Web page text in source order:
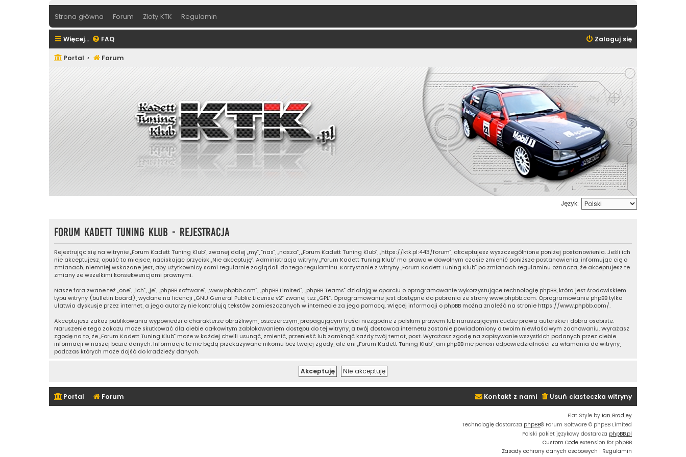
Strona główna Forum Zloty KTK Regulamin
Więcej… FAQ Zaloguj się
Portal Forum
Język:
Forum Kadett Tuning Klub - Rejestracja
Rejestrując się na witrynie „Forum Kadett Tuning Klub”, zwanej dalej „my”, ”nas”, „nasza”, „Forum Kadett Tuning Klub”, „https://ktk.pl:443/forum”, akceptujesz wyszczególnione poniżej postanowienia. Jeśli ich
nie akceptujesz, opuść to miejsce, naciskając przycisk „Nie akceptuję”. Administracja witryny „Forum Kadett Tuning Klub” ma prawo w dowolnym czasie zmienić poniższe postanowienia, informując cię o
zmianach, niemniej wskazane jest, aby użytkownicy sami regularnie zaglądali do tego regulaminu. Korzystanie z witryny „Forum Kadett Tuning Klub” po zmianach regulaminu oznacza, że akceptujesz te
zmiany ze wszelkimi konsekwencjami prawnymi.
Nasze fora zwane też „one”, „ich”, „je”, „phpBB software”, „www.phpbb.com”, „phpBB Limited”, „phpBB Teams” działają w oparciu o oprogramowanie wykorzystujące technologię phpBB, która jest środowiskiem
typu witryny (bulletin board), wydane na licencji „GNU General Public License v2” zwanej też „GPL”. Oprogramowanie jest dostępne do pobrania ze stronywww.phpbb.com. Oprogramowanie phpBB tylko
ułatwia dyskusje przez internet, a jego autorzy nie kontrolują tekstów zamieszczanych w internecie za jego pomocą. Więcej informacji o phpBB można znaleźć na stronie https://www.phpbb.com/.
Akceptujesz zakaz publikowania wypowiedzi o charakterze obraźliwym, oszczerczym, propagującym treści niezgodne z polskim prawem lub naruszającym cudze prawa autorskie i dobra osobiste.
Naruszenie tego zakazu może skutkować dla ciebie całkowitym zablokowaniem dostępu do tej witryny, a twój dostawca internetu zostanie powiadomiony o twoim niewłaściwym zachowaniu. Wyrażasz
zgodę na to, że „Forum Kadett Tuning Klub” może w każdej chwili usunąć, zmienić, przenieść lub zamknąć każdy twój temat, post. Wyrażasz zgodę na zapisywanie wszystkich podanych przez ciebie
informacji w naszej bazie danych. Informacje te nie będą przekazywane nikomu bez twojej zgody, ale ani „Forum Kadett Tuning Klub”, ani phpBB nie ponosi odpowiedzialności za włamania do witryny,
podczas których może dojść do kradzieży danych.
Portal Forum Usuń ciasteczka witryny
Kontakt z nami
Flat Style by Ian Bradley
Technologię dostarcza phpBB® Forum Software © phpBB Limited
Polski pakiet językowy dostarcza phpBB.pl
Custom Code extension for phpBB
Zasady ochrony danych osobowych | Regulamin